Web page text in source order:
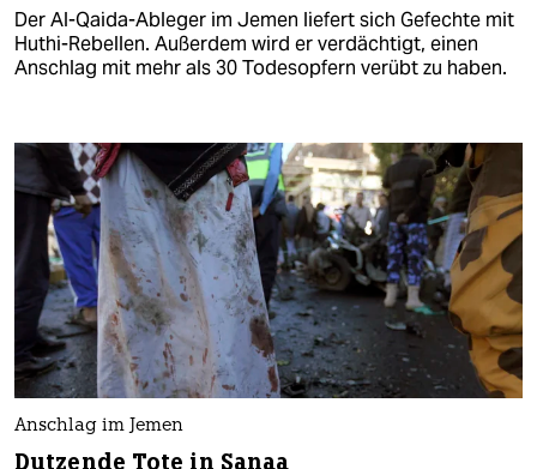
Der Al-Qaida-Ableger im Jemen liefert sich Gefechte mit
Huthi-Rebellen. Außerdem wird er verdächtigt, einen
Anschlag mit mehr als 30 Todesopfern verübt zu haben.
Anschlag im Jemen
Dutzende Tote in Sanaa